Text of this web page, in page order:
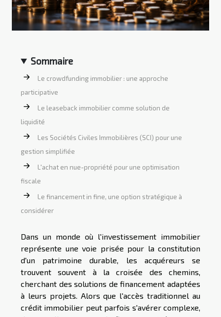
Sommaire
Le crowdfunding immobilier : une approche
participative
Le leaseback immobilier comme solution de
liquidité
Les Sociétés Civiles Immobilières (SCI) pour une
gestion simplifiée
L'achat en nue-propriété pour une optimisation
fiscale
Le financement in fine, une option stratégique à
considérer
Dans un monde où l'investissement immobilier
représente une voie prisée pour la constitution
d'un patrimoine durable, les acquéreurs se
trouvent souvent à la croisée des chemins,
cherchant des solutions de financement adaptées
à leurs projets. Alors que l'accès traditionnel au
crédit immobilier peut parfois s'avérer complexe,